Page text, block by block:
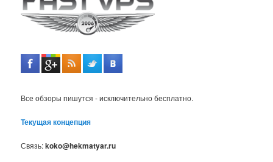
Все обзоры пишутся - исключительно бесплатно.
Текущая концепция
Связь:koko@hekmatyar.ru